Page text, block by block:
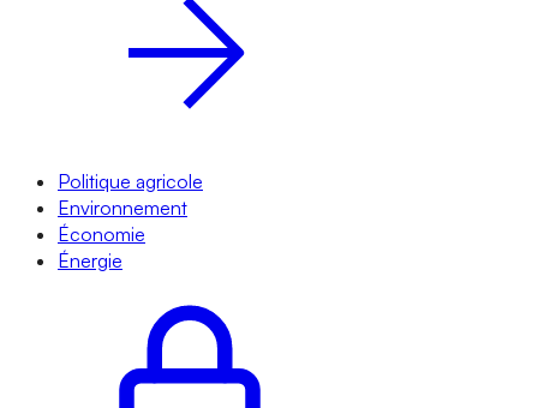
Politique agricole
Environnement
Économie
Énergie